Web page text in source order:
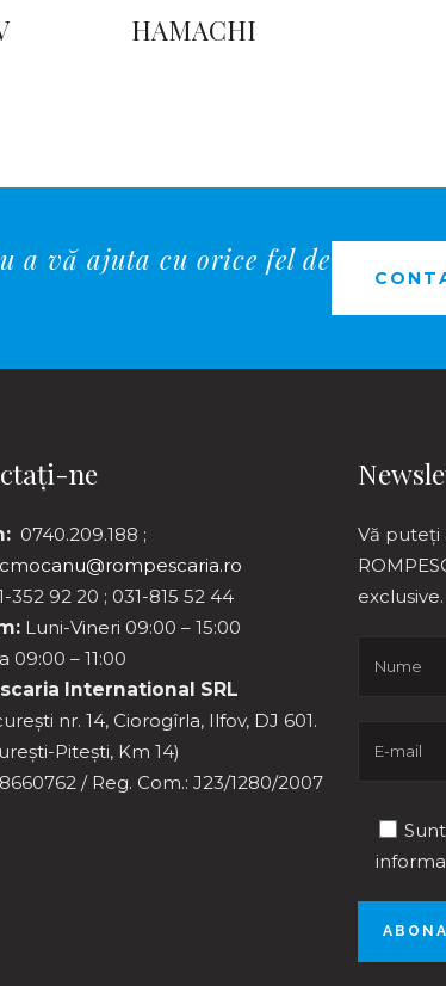
HAMACHI
a vă ajuta cu orice fel de
ne
0740.209.188 ;
cmocanu@rompescaria.ro
352 92 20 ; 031-815 52 44
Luni-Vineri 09:00 – 15:00
09:00 – 11:00
International SRL
nr. 14, Ciorogîrla, Ilfov, DJ 601.
Pitești, Km 14)
/ Reg. Com.: J23/1280/2007
Vă puteți
exclusive.